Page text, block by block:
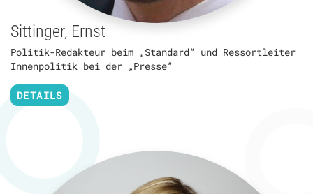
Sittinger, Ernst
Politik-Redakteur beim „Standard“ und Ressort­leiter
Innenpolitik bei der „Presse“
DETAILS